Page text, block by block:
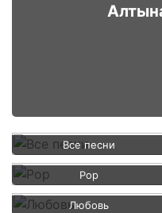
Все песни
Pop
Любовь